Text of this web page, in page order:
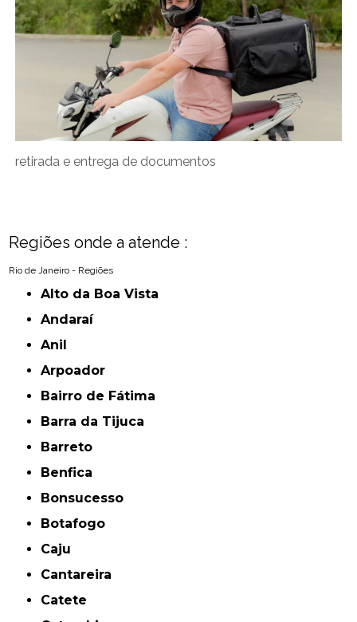
retirada e entrega de documentos
Regiões onde a atende :
Rio de Janeiro - Regiões
Alto da Boa Vista
Andaraí
Anil
Arpoador
Bairro de Fátima
Barra da Tijuca
Barreto
Benfica
Bonsucesso
Botafogo
Caju
Cantareira
Catete